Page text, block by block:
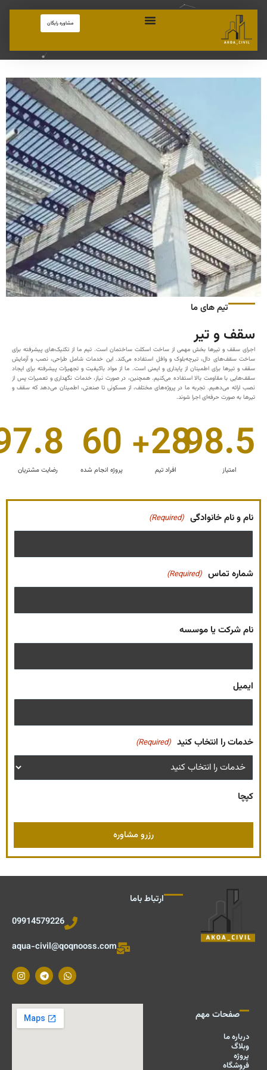
مشاوره رایگان
تیم های ما
اجرای سقف و تیرها بخش مهمی از ساخت اسکلت ساختمان است. تیم ما از تکنیک‌های پیشرفته برای
ساخت سقف‌های دال، تیرچه‌بلوک و وافل استفاده می‌کند. این خدمات شامل طراحی، نصب و آزمایش
سقف و تیرها برای اطمینان از پایداری و ایمنی است. ما از مواد باکیفیت و تجهیزات پیشرفته برای ایجاد
سقف‌هایی با مقاومت بالا استفاده می‌کنیم. همچنین، در صورت نیاز، خدمات نگهداری و تعمیرات پس از
نصب ارائه می‌دهیم. تجربه ما در پروژه‌های مختلف، از مسکونی تا صنعتی، اطمینان می‌دهد که سقف و
تیرها به صورت حرفه‌ای اجرا شوند.
سقف و تیر
امتیاز
98.5 افراد تیم
28
+ پروژه انجام شده
60 رضایت مشتریان
97.8
نام و نام خانوادگی (Required)
شماره تماس (Required)
نام شرکت یا موسسه
ایمیل
خدمات را انتخاب کنید (Required)
کپچا
ارتباط باما
09914579226
aqua-civil@qoqnooss.com
W
h
a
s
T
e
g
r
a
m
I
n
s
a
g
r
a
صفحات مهم
درباره ما
وبلاگ
پروژه
فروشگاه